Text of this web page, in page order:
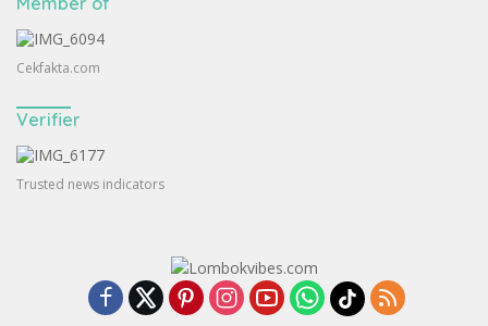
Cekfakta.com
Verifier
Trusted news indicators